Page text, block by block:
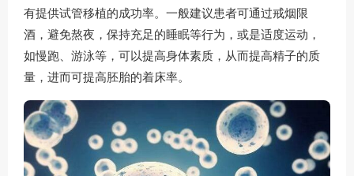
有提供试管移植的成功率。一般建议患者可通过戒烟限
酒，避免熬夜，保持充足的睡眠等行为，或是适度运动，
如慢跑、游泳等，可以提高身体素质，从而提高精子的质
量，进而可提高胚胎的着床率。